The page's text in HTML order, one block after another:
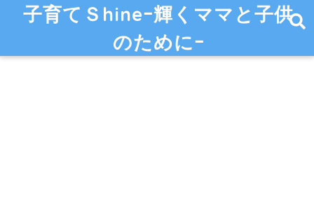
子育てＳhineｰ輝くママと子供
のためにｰ